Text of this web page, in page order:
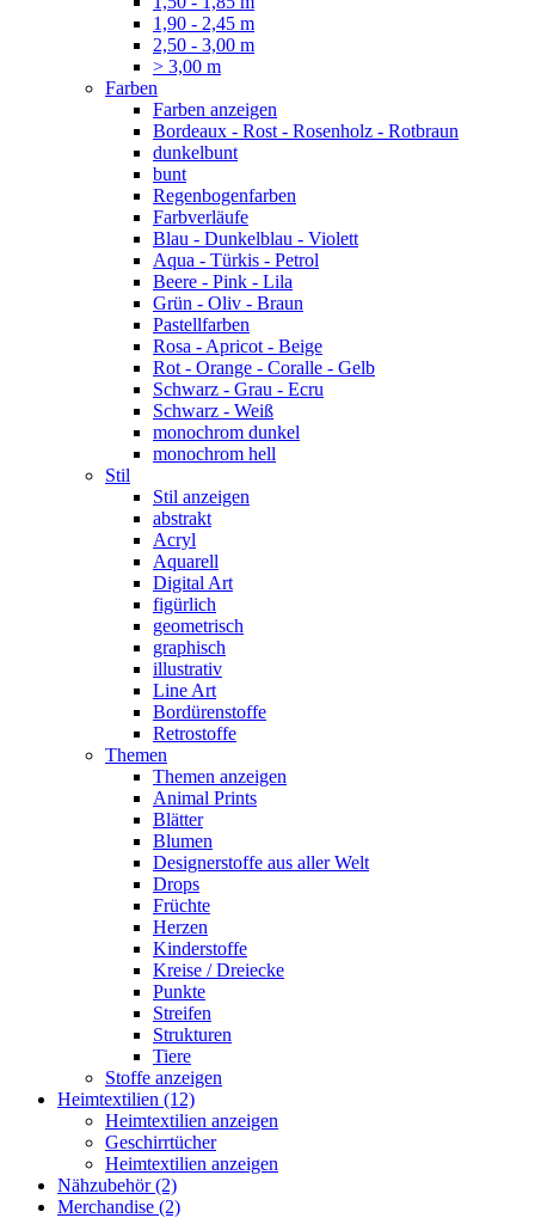
1,90 - 2,45 m
2,50 - 3,00 m
> 3,00 m
Farben
Farben anzeigen
Bordeaux - Rost - Rosenholz - Rotbraun
dunkelbunt
bunt
Regenbogenfarben
Farbverläufe
Blau - Dunkelblau - Violett
Aqua - Türkis - Petrol
Beere - Pink - Lila
Grün - Oliv - Braun
Pastellfarben
Rosa - Apricot - Beige
Rot - Orange - Coralle - Gelb
Schwarz - Grau - Ecru
Schwarz - Weiß
monochrom dunkel
monochrom hell
Stil
Stil anzeigen
abstrakt
Acryl
Aquarell
Digital Art
figürlich
geometrisch
graphisch
illustrativ
Line Art
Bordürenstoffe
Retrostoffe
Themen
Themen anzeigen
Animal Prints
Blätter
Blumen
Designerstoffe aus aller Welt
Drops
Früchte
Herzen
Kinderstoffe
Kreise / Dreiecke
Punkte
Streifen
Strukturen
Tiere
Stoffe anzeigen
Heimtextilien (12)
Heimtextilien anzeigen
Geschirrtücher
Heimtextilien anzeigen
Nähzubehör (2)
Merchandise (2)